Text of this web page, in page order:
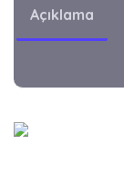
Açıklama